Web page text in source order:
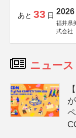
あと 33 日 2026
福井県
式会社
ニュース